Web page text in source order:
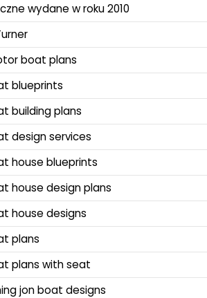
wydane w roku 2010
boat plans
blueprints
building plans
design services
house blueprints
house design plans
house designs
plans
plans with seat
jon boat designs